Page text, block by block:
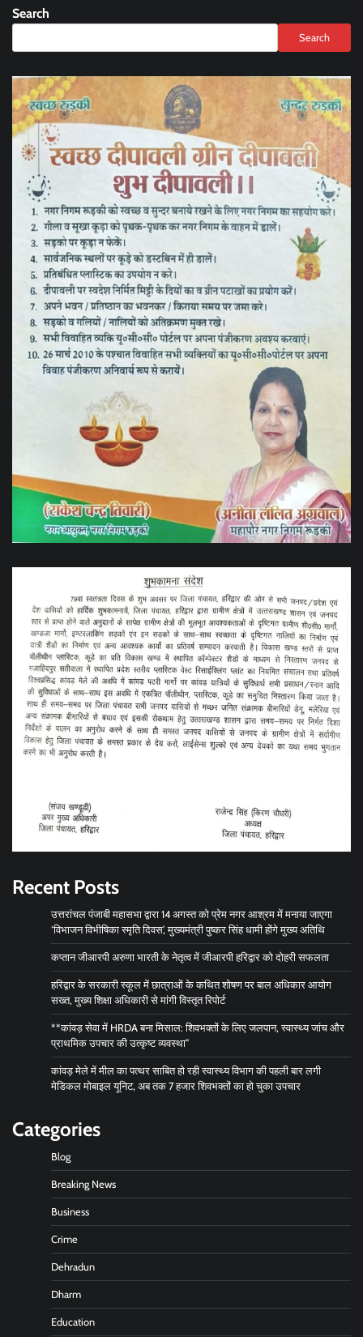
Search
Search
Recent Posts
उत्तरांचल पंजाबी महासभा द्वारा 14 अगस्त को प्रेम नगर आश्रम में मनाया जाएगा
‘विभाजन विभीषिका स्मृति दिवस’, मुख्यमंत्री पुष्कर सिंह धामी होंगे मुख्य अतिथि
कप्तान जीआरपी अरुणा भारती के नेतृत्व में जीआरपी हरिद्वार को दोहरी सफलता
हरिद्वार के सरकारी स्कूल में छात्राओं के कथित शोषण पर बाल अधिकार आयोग
सख्त, मुख्य शिक्षा अधिकारी से मांगी विस्तृत रिपोर्ट
**कांवड़ सेवा में HRDA बना मिसाल: शिवभक्तों के लिए जलपान, स्वास्थ्य जांच और
प्राथमिक उपचार की उत्कृष्ट व्यवस्था”
कांवड़ मेले में मील का पत्थर साबित हो रही स्वास्थ्य विभाग की पहली बार लगी
मेडिकल मोबाइल यूनिट, अब तक 7 हजार शिवभक्तों का हो चुका उपचार
Categories
Blog
Breaking News
Business
Crime
Dehradun
Dharm
Education